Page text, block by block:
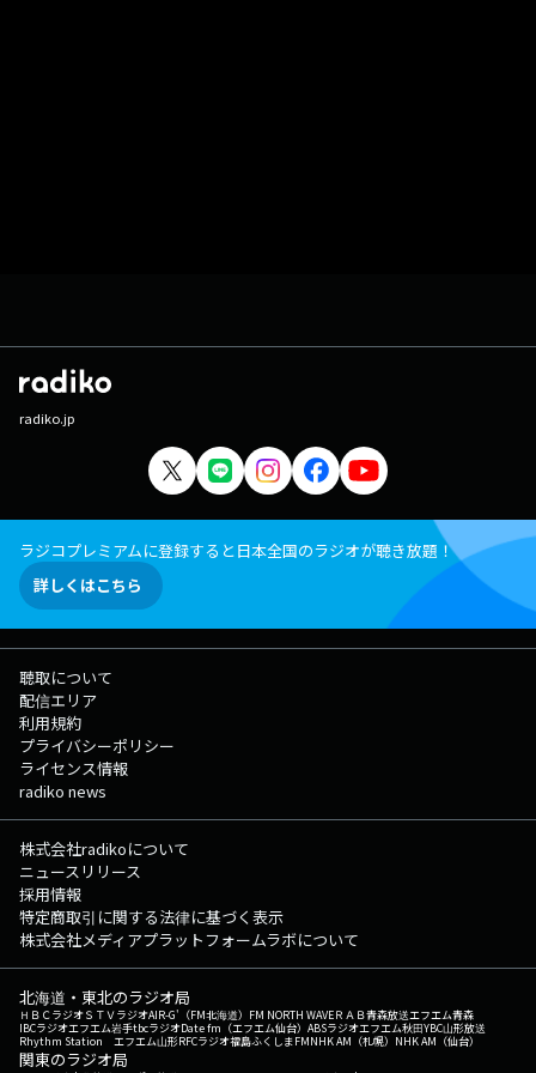
radiko.jp
ラジコプレミアムに登録すると日本全国のラジオが聴き放題！
詳しくはこちら
聴取について
配信エリア
利用規約
プライバシーポリシー
ライセンス情報
radiko news
株式会社radikoについて
ニュースリリース
採用情報
特定商取引に関する法律に基づく表示
株式会社メディアプラットフォームラボについて
北海道・東北のラジオ局
ＨＢＣラジオＳＴＶラジオAIR-G'（FM北海道） FM NORTH WAVEＲＡＢ青森放送エフエム青森
IBCラジオエフエム岩手tbcラジオDate fm（エフエム仙台） ABSラジオエフエム秋田YBC山形放送
Rhythm Station エフエム山形RFCラジオ福島ふくしまFMNHK AM（札幌） NHK AM（仙台）
関東のラジオ局